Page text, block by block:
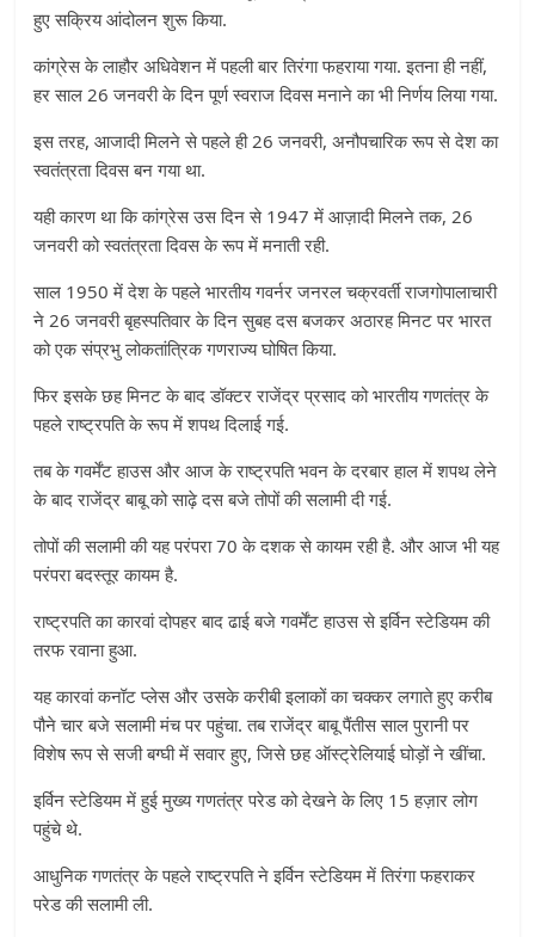
हुए सक्रिय आंदोलन शुरू किया.
कांग्रेस के लाहौर अधिवेशन में पहली बार तिरंगा फहराया गया. इतना ही नहीं,
हर साल 26 जनवरी के दिन पूर्ण स्वराज दिवस मनाने का भी निर्णय लिया गया.
इस तरह, आजादी मिलने से पहले ही 26 जनवरी, अनौपचारिक रूप से देश का
स्वतंत्रता दिवस बन गया था.
यही कारण था कि कांग्रेस उस दिन से 1947 में आज़ादी मिलने तक, 26
जनवरी को स्वतंत्रता दिवस के रूप में मनाती रही.
साल 1950 में देश के पहले भारतीय गवर्नर जनरल चक्रवर्ती राजगोपालाचारी
ने 26 जनवरी बृहस्पतिवार के दिन सुबह दस बजकर अठारह मिनट पर भारत
को एक संप्रभु लोकतांत्रिक गणराज्य घोषित किया.
फिर इसके छह मिनट के बाद डॉक्टर राजेंद्र प्रसाद को भारतीय गणतंत्र के
पहले राष्ट्रपति के रूप में शपथ दिलाई गई.
तब के गवर्मेंट हाउस और आज के राष्ट्रपति भवन के दरबार हाल में शपथ लेने
के बाद राजेंद्र बाबू को साढ़े दस बजे तोपों की सलामी दी गई.
तोपों की सलामी की यह परंपरा 70 के दशक से कायम रही है. और आज भी यह
परंपरा बदस्तूर कायम है.
राष्ट्रपति का कारवां दोपहर बाद ढाई बजे गवर्मेंट हाउस से इर्विन स्टेडियम की
तरफ रवाना हुआ.
यह कारवां कनॉट प्लेस और उसके करीबी इलाकों का चक्कर लगाते हुए करीब
पौने चार बजे सलामी मंच पर पहुंचा. तब राजेंद्र बाबू पैंतीस साल पुरानी पर
विशेष रूप से सजी बग्घी में सवार हुए, जिसे छह ऑस्ट्रेलियाई घोड़ों ने खींचा.
इर्विन स्टेडियम में हुई मुख्य गणतंत्र परेड को देखने के लिए 15 हज़ार लोग
पहुंचे थे.
आधुनिक गणतंत्र के पहले राष्ट्रपति ने इर्विन स्टेडियम में तिरंगा फहराकर
परेड की सलामी ली.